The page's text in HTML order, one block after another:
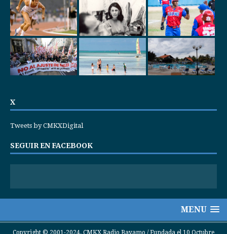
X
Tweets by CMKXDigital
SEGUIR EN FACEBOOK
MENU